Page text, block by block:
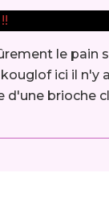
le pain
ici il n'y
d'une brioche